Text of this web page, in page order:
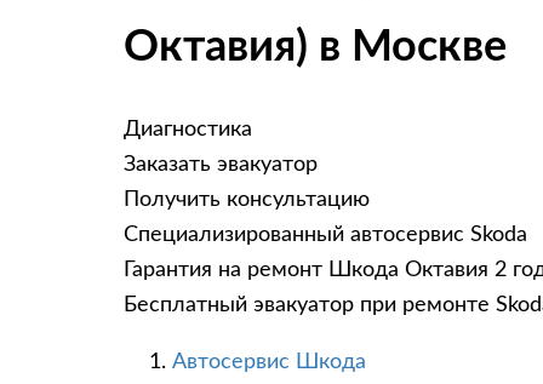
Октавия) в Москве
Диагностика
Заказать эвакуатор
Получить консультацию
Специализированный автосервис Skoda
Гарантия на ремонт Шкода Октавия 2
Бесплатный эвакуатор при ремонте
Автосервис Шкода